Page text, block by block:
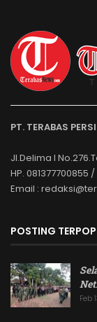
PT. TERABAS
Jl.Delima I
HP. 081377700855
Email :
POSTING
Feb